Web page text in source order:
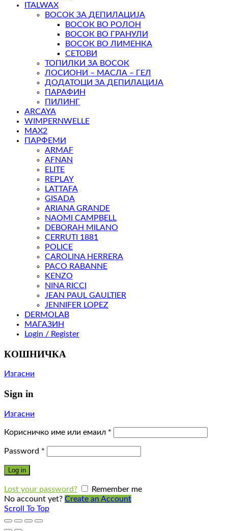
ITALWAX
ВОСОК ЗА ДЕПИЛАЦИЈА
ВОСОК ВО РОЛОН
ВОСОК ВО ГРАНУЛИ
ВОСОК ВО ЛИМЕНКА
СЕТОВИ
ТОПИЛКИ ЗА ВОСОК
ЛОСИОНИ – МАСЛА – ГЕЛ
ДОДАТОЦИ ЗА ДЕПИЛАЦИЈА
ПАРАФИН
ПИЛИНГ
ARCAYA
WIMPERNWELLE
MAX2
ПАРФЕМИ
ARMAF
AFNAN
ELITE
REPLAY
LATTAFA
GISADA
ARIANA GRANDE
NAOMI CAMPBELL
DEBORAH MILANO
CERRUTI 1881
POLICE
CAROLINA HERRERA
PACO RABANNE
KENZO
NINA RICCI
JEAN PAUL GAULTIER
JENNIFER LOPEZ
DERMOLAB
МАГАЗИН
Login / Register
КОШНИЧКА
Изгасни
Sign in
Изгасни
Корисничко име или емаил *
Password *
Log in
Lost your password?
Remember me
No account yet? Create an Account
Scroll To Top